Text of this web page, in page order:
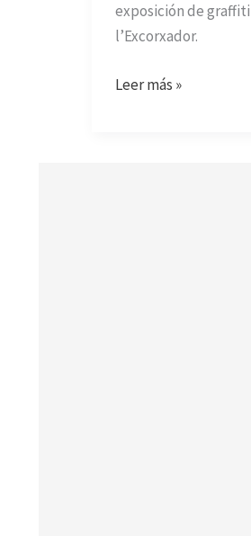
exposición de
l’Excorxador.
Leer más »